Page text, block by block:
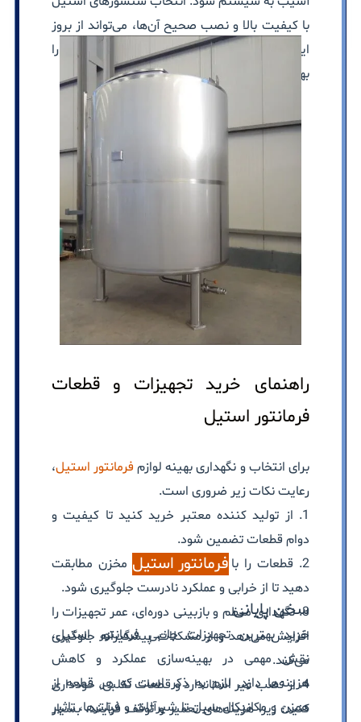
با کیفیت بالا و نصب صحیح آن‌ها، می‌تواند از بروز
این مشکلات جلوگیری کند و عملکرد سیستم را
بهینه نگه دارد.
راهنمای خرید تجهیزات و قطعات
فرمانتور استیل
برای انتخاب و نگهداری بهینه لوازم فرمانتور استیل،
رعایت نکات زیر ضروری است.
1. از تولید کننده معتبر خرید کنید تا کیفیت و
دوام قطعات تضمین شود.
2. قطعات را با فشار، دما و حجم مخزن مطابقت
دهید تا از خرابی و عملکرد نادرست جلوگیری شود.
3. نگهداری منظم و بازبینی دوره‌ای، عمر تجهیزات را
افزایش می‌دهد و از مشکلات پیشگیرانه جلوگیری
می‌کند.
4. از نصب غیر استاندارد و قطعات تقلبی، خودداری
کنید؛ زیرا هزینه‌های تعمیر و توقف فرآیند، بسیار
فرمانتور استیل
سخن پایانی
خرید بهترین تجهیزات جانبی فرمانتور استیل،
نقش مهمی در بهینه‌سازی عملکرد و کاهش
هزینه‌ها دارد. لازم به ذکر است که هر قطعه از
همزن و مکانیکال سیل تا شیرآلات و فیلترها، تاثیر